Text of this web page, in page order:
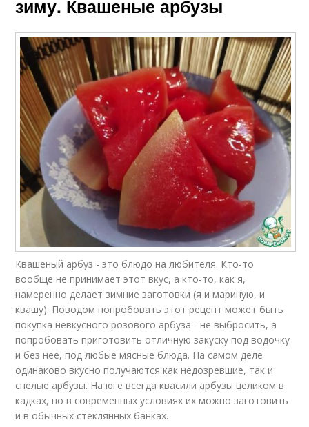
зиму. Квашеные арбузы
Квашеный арбуз - это блюдо на любителя. Кто-то
вообще не принимает этот вкус, а кто-то, как я,
намеренно делает зимние заготовки (я и мариную, и
квашу). Поводом попробовать этот рецепт может быть
покупка невкусного розового арбуза - не выбросить, а
попробовать приготовить отличную закуску под водочку
и без неё, под любые мясные блюда. На самом деле
одинаково вкусно получаются как недозревшие, так и
спелые арбузы. На юге всегда квасили арбузы целиком в
кадках, но в современных условиях их можно заготовить
и в обычных стеклянных банках.